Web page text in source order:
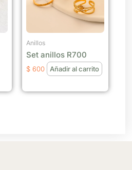
Anillos
Set anillos R700
$ 600 Añadir al carrito